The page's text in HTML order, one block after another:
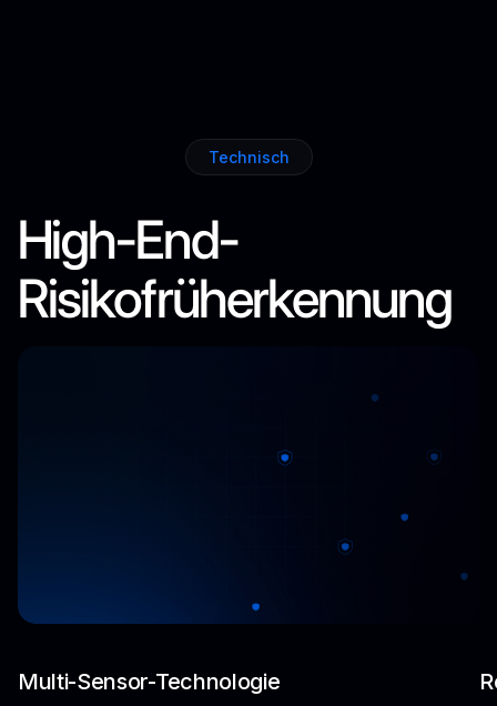
Technisch
High-End-
Risikofrüherkennung
Multi-Sensor-Technologie